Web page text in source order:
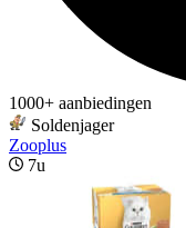
1000+ aanbiedingen
Soldenjager
Zooplus
7u